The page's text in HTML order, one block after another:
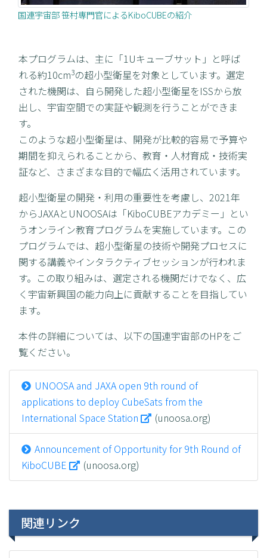
国連宇宙部 笹村専門官によるKiboCUBEの紹介
本プログラムは、主に「1Uキューブサット」と呼ば
れる約10cm3の超小型衛星を対象としています。選定
された機関は、自ら開発した超小型衛星をISSから放
出し、宇宙空間での実証や観測を行うことができま
す。
このような超小型衛星は、開発が比較的容易で予算や
期間を抑えられることから、教育・人材育成・技術実
証など、さまざまな目的で幅広く活用されています。
超小型衛星の開発・利用の重要性を考慮し、2021年
からJAXAとUNOOSAは「KiboCUBEアカデミー」とい
うオンライン教育プログラムを実施しています。この
プログラムでは、超小型衛星の技術や開発プロセスに
関する講義やインタラクティブセッションが行われま
す。この取り組みは、選定される機関だけでなく、広
く宇宙新興国の能力向上に貢献することを目指してい
ます。
本件の詳細については、以下の国連宇宙部のHPをご
覧ください。
UNOOSA and JAXA open 9th round of
applications to deploy CubeSats from the
International Space Station
(unoosa.org)
Announcement of Opportunity for 9th Round of
KiboCUBE
(unoosa.org)
関連リンク